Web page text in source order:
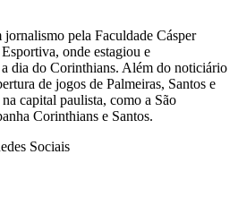
pela Faculdade Cásper
onde estagiou e
dia do Corinthians. Além do noticiário
de jogos de Palmeiras, Santos e
capital paulista, como a São
Corinthians e Santos.
Sociais